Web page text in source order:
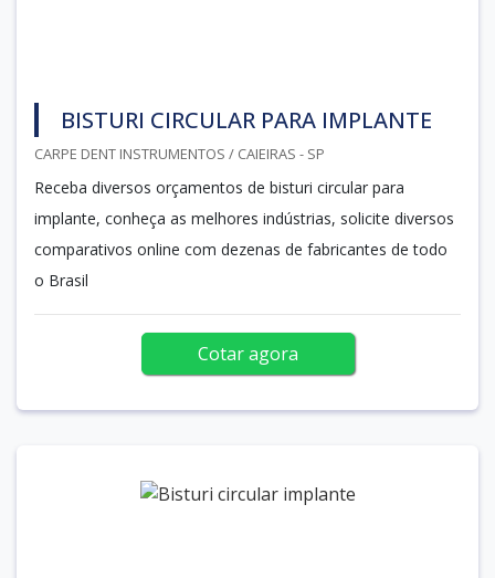
BISTURI CIRCULAR PARA IMPLANTE
CARPE DENT INSTRUMENTOS / CAIEIRAS - SP
Receba diversos orçamentos de bisturi circular para
implante, conheça as melhores indústrias, solicite diversos
comparativos online com dezenas de fabricantes de todo
o Brasil
Cotar agora